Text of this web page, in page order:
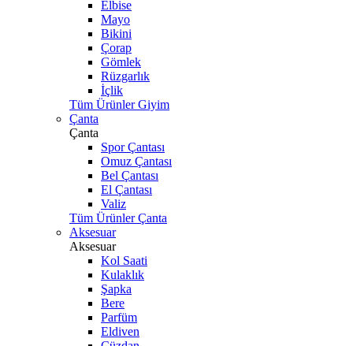
Elbise
Mayo
Bikini
Çorap
Gömlek
Rüzgarlık
İçlik
Tüm Ürünler Giyim
Çanta
Çanta
Spor Çantası
Omuz Çantası
Bel Çantası
El Çantası
Valiz
Tüm Ürünler Çanta
Aksesuar
Aksesuar
Kol Saati
Kulaklık
Şapka
Bere
Parfüm
Eldiven